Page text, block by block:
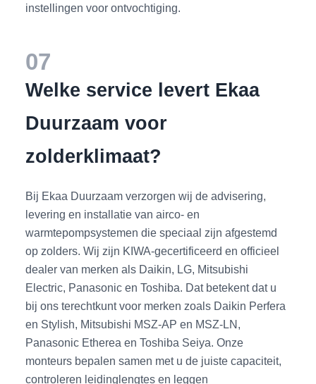
instellingen voor ontvochtiging.
07
Welke service levert Ekaa
Duurzaam voor
zolderklimaat?
Bij Ekaa Duurzaam verzorgen wij de advisering,
levering en installatie van airco- en
warmtepompsystemen die speciaal zijn afgestemd
op zolders. Wij zijn KIWA-gecertificeerd en officieel
dealer van merken als Daikin, LG, Mitsubishi
Electric, Panasonic en Toshiba. Dat betekent dat u
bij ons terechtkunt voor merken zoals Daikin Perfera
en Stylish, Mitsubishi MSZ-AP en MSZ-LN,
Panasonic Etherea en Toshiba Seiya. Onze
monteurs bepalen samen met u de juiste capaciteit,
controleren leidinglengtes en leggen